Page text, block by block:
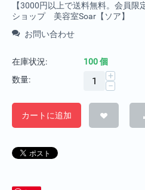
【3000円以上で送料無料。会員限
ショップ 美容室Soar【ソア】
お問い合わせ
在庫状況:
100 個
数量:
+
−
カートに追加